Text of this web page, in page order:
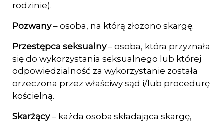
rodzinie).
Pozwany– osoba, na którą złożono skargę.
Przestępca seksualny– osoba, która przyznała
się do wykorzystania seksualnego lub której
odpowiedzialność za wykorzystanie została
orzeczona przez właściwy sąd i/lub procedurę
kościelną.
Skarżący– każda osoba składająca skargę,